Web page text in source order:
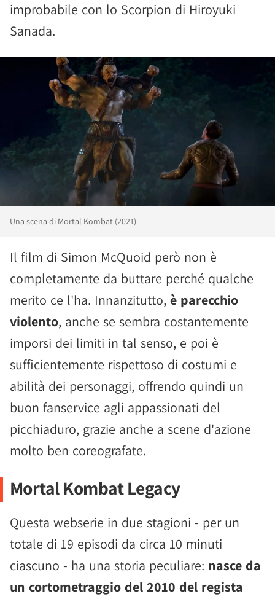
improbabile con lo Scorpion di Hiroyuki
Sanada.
Una scena di Mortal Kombat (2021)
Il film di Simon McQuoid però non è
completamente da buttare perché qualche
merito ce l'ha. Innanzitutto, è parecchio
violento, anche se sembra costantemente
imporsi dei limiti in tal senso, e poi è
sufficientemente rispettoso di costumi e
abilità dei personaggi, offrendo quindi un
buon fanservice agli appassionati del
picchiaduro, grazie anche a scene d'azione
molto ben coreografate.
Mortal Kombat Legacy
Questa webserie in due stagioni - per un
totale di 19 episodi da circa 10 minuti
ciascuno - ha una storia peculiare: nasce da
un cortometraggio del 2010 del regista